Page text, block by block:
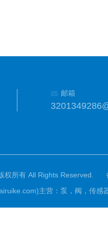
邮箱
所有 All Rights Reserved.
主营：泵，阀，传